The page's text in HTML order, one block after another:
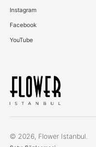
Instagram
Facebook
YouTube
© 2026, Flower Istanbul.
Çerez Kullanımı